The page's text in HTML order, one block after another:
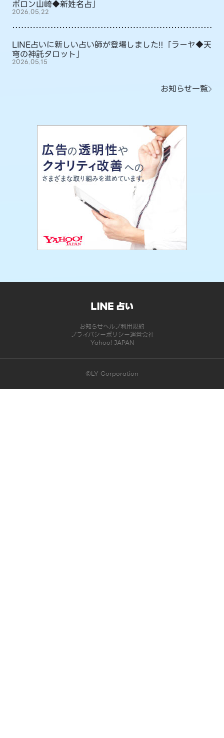
ポロン山崎◆新姓名占」
2026.05.22
LINE占いに新しい占い師が登場しました!!「ラーヤ◆天
穹の神託タロット」
2026.05.15
お知らせ一覧
お知らせヘルプ利用規約
プライバシーポリシー運営会社
Yahoo! JAPAN
©LY Corporation
このコンテンツは掲載が終了しました | LINE占い